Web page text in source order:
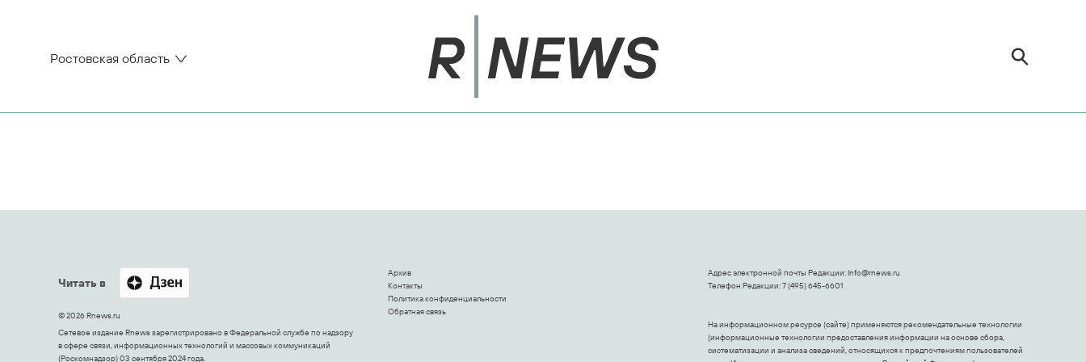
Ростовская область
Читать в
© 2026 Rnews.ru
Сетевое издание Rnews зарегистрировано в Федеральной службе по надзору
в сфере связи, информационных технологий и массовых коммуникаций
(Роскомнадзор) 03 сентября 2024 года.
Архив
Контакты
Политика конфиденциальности
Обратная связь
Адрес электронной почты Редакции:Info@rnews.ru
Телефон Редакции: 7 (495) 645-6601
На информационном ресурсе (сайте) применяются рекомендательные технологии
(информационные технологии предоставления информации на основе сбора,
систематизации и анализа сведений, относящихся к предпочтениям пользователей